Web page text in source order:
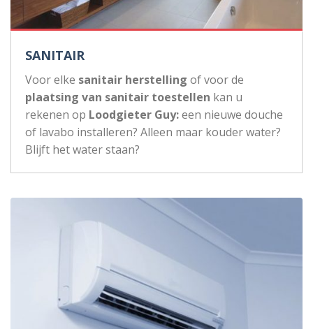
SANITAIR
Voor elke sanitair herstelling of voor de
plaatsing van sanitair toestellen kan u
rekenen op Loodgieter Guy:een nieuwe douche
of lavabo installeren? Alleen maar kouder water?
Blijft het water staan?